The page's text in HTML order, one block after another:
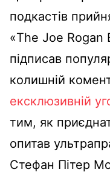
подкастів
«The Joe Rogan
підписав
колишній
ексклюзивній
тим, як
опитав
Стефан Пітер